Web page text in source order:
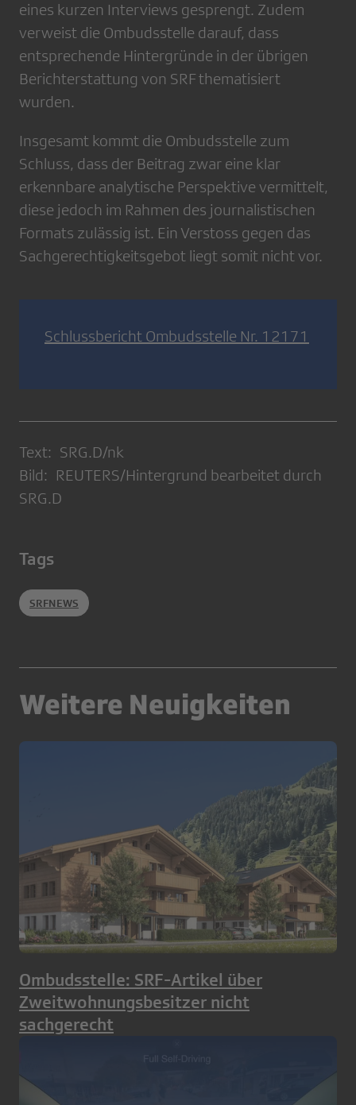
eines kurzen Interviews gesprengt. Zudem
verweist die Ombudsstelle darauf, dass
entsprechende Hintergründe in der übrigen
Berichterstattung von SRF thematisiert
wurden.
Insgesamt kommt die Ombudsstelle zum
Schluss, dass der Beitrag zwar eine klar
erkennbare analytische Perspektive vermittelt,
diese jedoch im Rahmen des journalistischen
Formats zulässig ist. Ein Verstoss gegen das
Sachgerechtigkeitsgebot liegt somit nicht vor.
Schlussbericht Ombudsstelle Nr. 12171
Text: SRG.D/nk
Bild: REUTERS/Hintergrund bearbeitet durch
SRG.D
Tags
SRFNEWS
Weitere Neuigkeiten
Ombudsstelle: SRF-Artikel über
Zweitwohnungsbesitzer nicht
sachgerecht